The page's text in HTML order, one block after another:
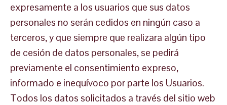
expresamente a los usuarios que sus datos
personales no serán cedidos en ningún caso a
terceros, y que siempre que realizara algún tipo
de cesión de datos personales, se pedirá
previamente el consentimiento expreso,
informado e inequívoco por parte los Usuarios.
Todos los datos solicitados a través del sitio web